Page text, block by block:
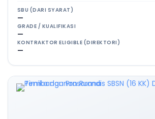
SBU (DARI SYARAT)
—
GRADE / KUALIFIKASI
—
KONTRAKTOR ELIGIBLE (DIREKTORI)
—